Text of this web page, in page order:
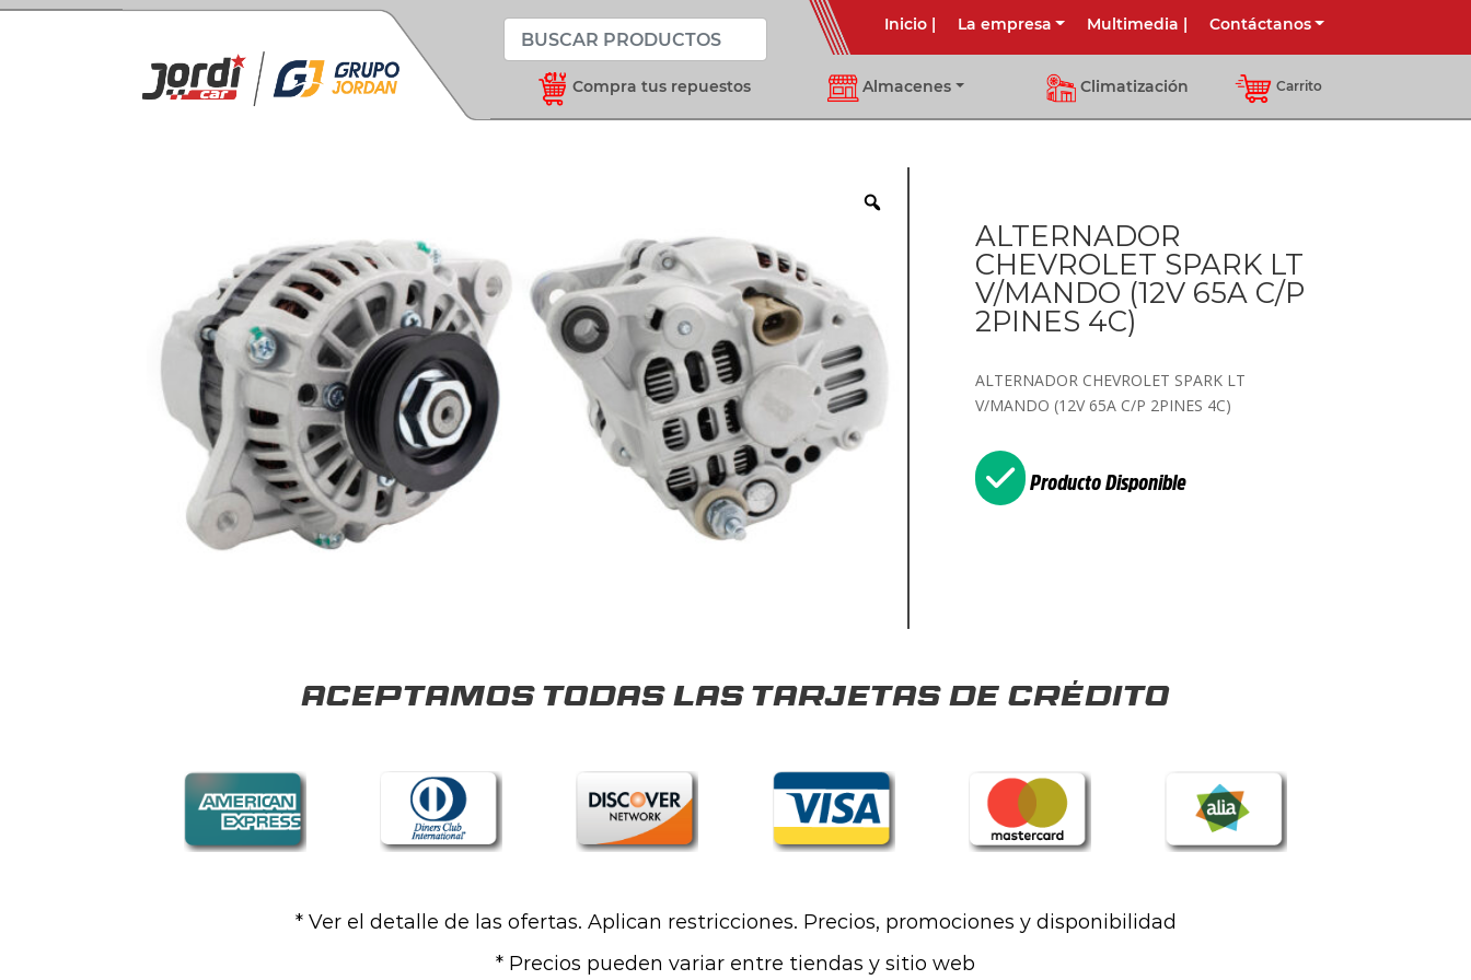
Inicio| La empresa Multimedia | Contáctanos
Compra tus repuestos Almacenes Climatización Carrito
ALTERNADOR
CHEVROLET SPARK LT
V/MANDO (12V 65A C/P
2PINES 4C)
ALTERNADOR CHEVROLET SPARK LT
V/MANDO (12V 65A C/P 2PINES 4C)
Producto Disponible
Aceptamos todas las tarjetas de crédito
* Ver el detalle de las ofertas. Aplican restricciones. Precios, promociones y disponibilidad
* Precios pueden variar entre tiendas y sitio web